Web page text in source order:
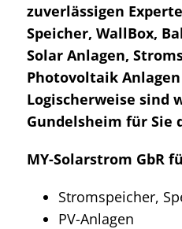
zuverlässigen
Speicher, WallBox,
Solar Anlagen,
Photovoltaik
Logischerweise sind
Gundelsheim für Sie
MY-Solarstrom GbR
Stromspeicher,
PV-Anlagen